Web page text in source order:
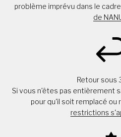
problème imprévu dans le
de
Retour sous
Si vous n'êtes pas entièrement
pour qu'il soit remplacé ou
restrictions